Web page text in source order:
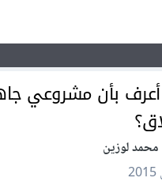
بأن مشروعي
لوزين